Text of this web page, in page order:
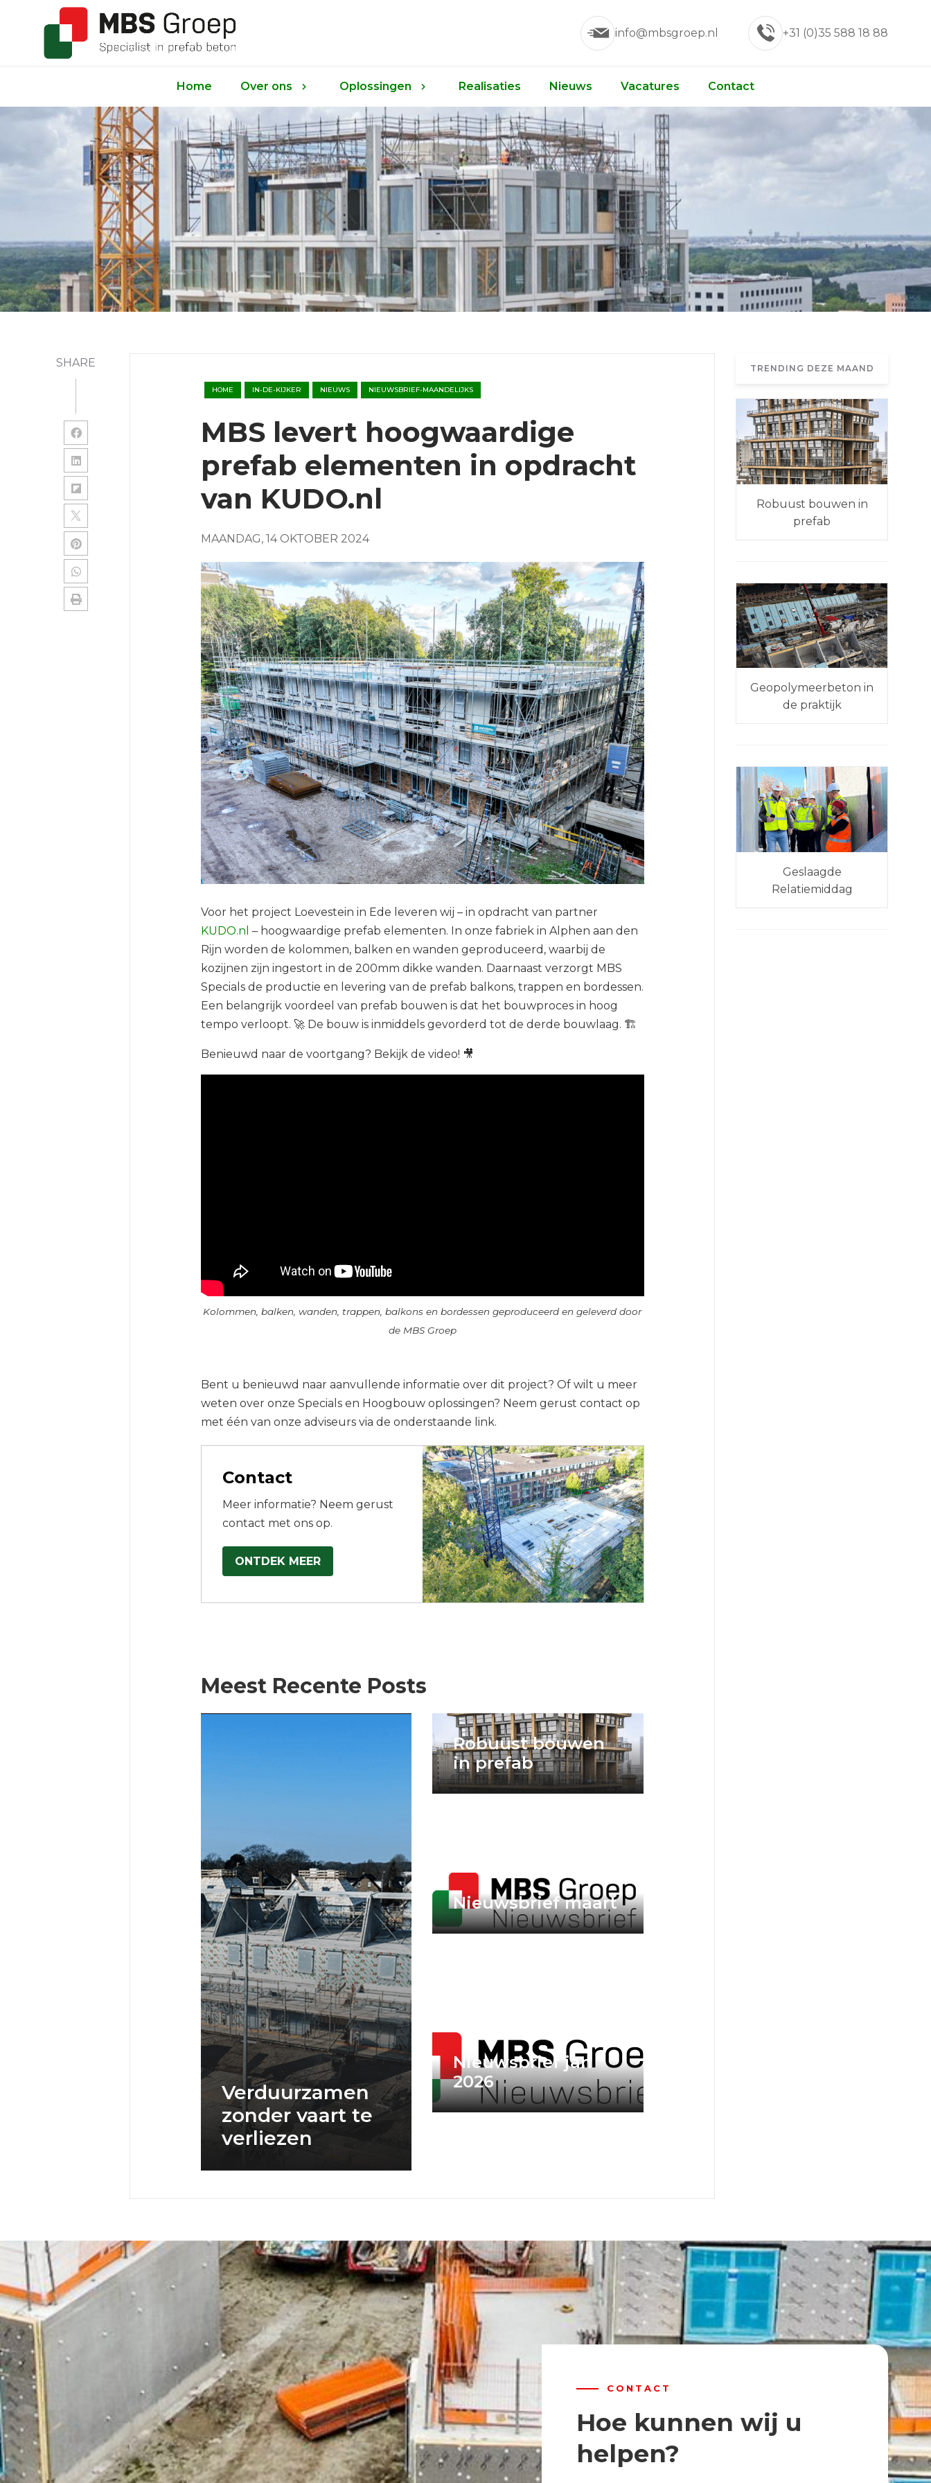
info@mbsgroep.nl +31 (0)35 588 18 88
Home Over ons Oplossingen Realisaties Nieuws Vacatures Contact
SHARE
HOME IN-DE-KIJKER NIEUWS NIEUWSBRIEF-MAANDELIJKS
MBS levert hoogwaardige
prefab elementen in opdracht
van KUDO.nl
MAANDAG, 14 OKTOBER 2024
Voor het project Loevestein in Ede leveren wij – in opdracht van partner
KUDO.nl – hoogwaardige prefab elementen. In onze fabriek in Alphen aan den
Rijn worden de kolommen, balken en wanden geproduceerd, waarbij de
kozijnen zijn ingestort in de 200mm dikke wanden. Daarnaast verzorgt MBS
Specials de productie en levering van de prefab balkons, trappen en bordessen.
Een belangrijk voordeel van prefab bouwen is dat het bouwproces in hoog
tempo verloopt. 🚀 De bouw is inmiddels gevorderd tot de derde bouwlaag. 🏗️
Benieuwd naar de voortgang? Bekijk de video! 🎥
Kolommen, balken, wanden, trappen, balkons en bordessen geproduceerd en geleverd door
de MBS Groep
Bent u benieuwd naar aanvullende informatie over dit project? Of wilt u meer
weten over onze Specials en Hoogbouw oplossingen? Neem gerust contact op
met één van onze adviseurs via de onderstaande link.
Contact
Meer informatie? Neem gerust
contact met ons op.
ONTDEK MEER
Meest Recente Posts
Verduurzamen
zonder vaart te
verliezen
Robuust bouwen
in prefab
Nieuwsbrief maart
Nieuwsbrief jan
2026
TRENDING DEZE MAAND
Robuust bouwen in
prefab
Geopolymeerbeton in
de praktijk
Geslaagde
Relatiemiddag
CONTACT
Hoe kunnen wij u
helpen?